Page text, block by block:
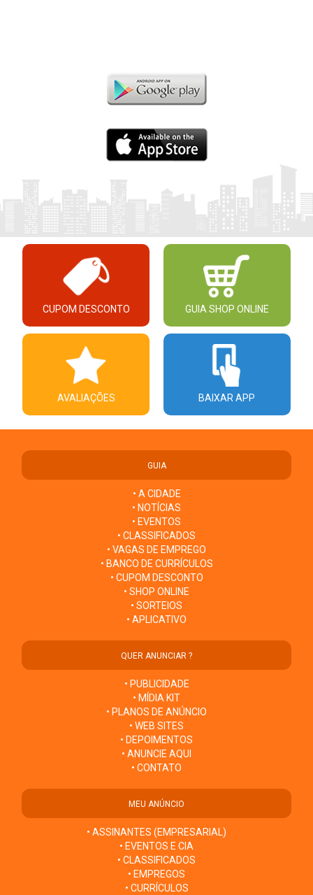
CUPOM DESCONTO GUIA SHOP ONLINE
AVALIAÇÕES BAIXAR APP
GUIA
• A CIDADE
• NOTÍCIAS
• EVENTOS
• CLASSIFICADOS
• VAGAS DE EMPREGO
• BANCO DE CURRÍCULOS
• CUPOM DESCONTO
• SHOP ONLINE
• SORTEIOS
• APLICATIVO
QUER ANUNCIAR ?
• PUBLICIDADE
• MÍDIA KIT
• PLANOS DE ANÚNCIO
• WEB SITES
• DEPOIMENTOS
• ANUNCIE AQUI
• CONTATO
MEU ANÚNCIO
• ASSINANTES (EMPRESARIAL)
• EVENTOS E CIA
• CLASSIFICADOS
• EMPREGOS
• CURRÍCULOS